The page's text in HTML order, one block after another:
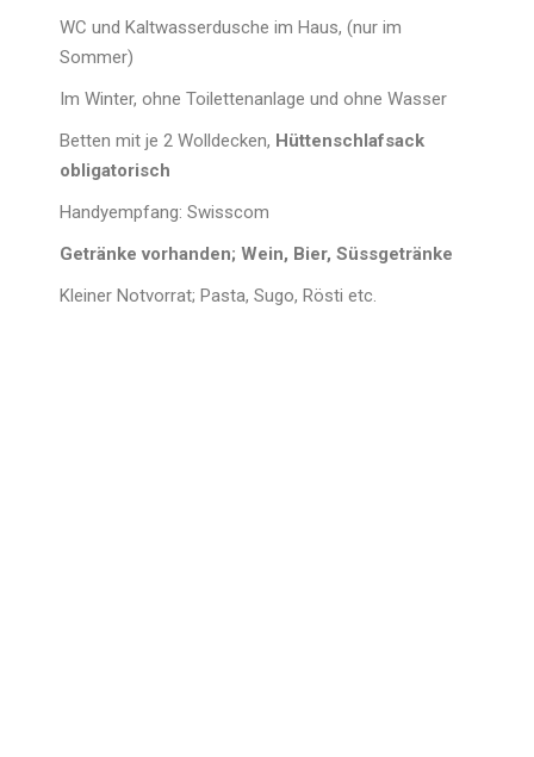
WC und Kaltwasserdusche im Haus, (nur im
Sommer)
Im Winter, ohne Toilettenanlage und ohne Wasser
Betten mit je 2 Wolldecken, Hüttenschlafsack
obligatorisch
Handyempfang: Swisscom
Getränke vorhanden; Wein, Bier, Süssgetränke
Kleiner Notvorrat; Pasta, Sugo, Rösti etc.